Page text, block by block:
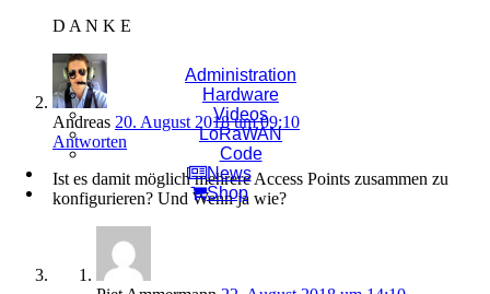
Administration
Hardware
Videos
LoRaWAN
Code
News
Shop
D A N K E
Andreas 20. August 2018 um 09:10
Antworten
Ist es damit möglich mehrere Access Points zusammen zu
konfigurieren? Und Wenn ja wie?